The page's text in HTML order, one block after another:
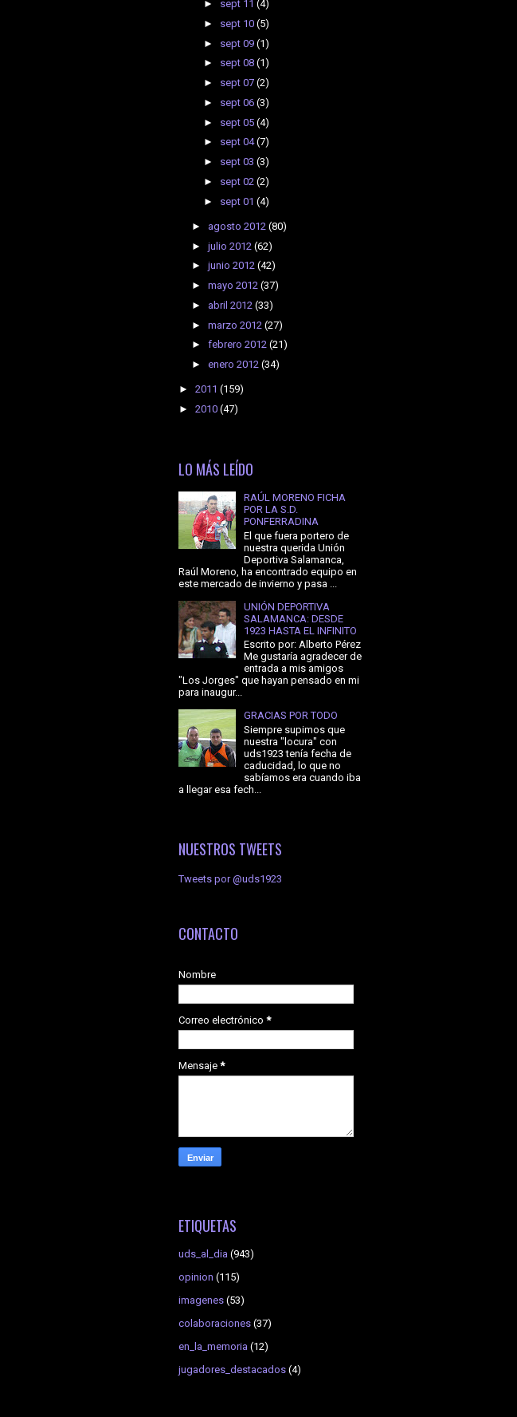
► sept 11(4)
► sept 10(5)
► sept 09(1)
► sept 08(1)
► sept 07(2)
► sept 06(3)
► sept 05(4)
► sept 04(7)
► sept 03(3)
► sept 02(2)
► sept 01(4)
► agosto 2012 (80)
► julio 2012 (62)
► junio 2012 (42)
► mayo 2012 (37)
► abril 2012 (33)
► marzo 2012 (27)
► febrero 2012 (21)
► enero 2012 (34)
► 2011 (159)
► 2010 (47)
LO MÁS LEÍDO
RAÚL MORENO FICHA
POR LA S.D.
PONFERRADINA
El que fuera portero de
nuestra querida Unión
Deportiva Salamanca,
Raúl Moreno, ha encontrado equipo en
este mercado de invierno y pasa ...
UNIÓN DEPORTIVA
SALAMANCA: DESDE
1923 HASTA EL INFINITO
Escrito por: Alberto Pérez
Me gustaría agradecer de
entrada a mis amigos
"Los Jorges" que hayan pensado en mi
para inaugur...
GRACIAS POR TODO
Siempre supimos que
nuestra "locura" con
uds1923 tenía fecha de
caducidad, lo que no
sabíamos era cuando iba
a llegar esa fech...
NUESTROS TWEETS
Tweets por @uds1923
CONTACTO
Nombre
Correo electrónico *
Mensaje *
ETIQUETAS
uds_al_dia (943)
opinion (115)
imagenes (53)
colaboraciones (37)
en_la_memoria (12)
jugadores_destacados (4)